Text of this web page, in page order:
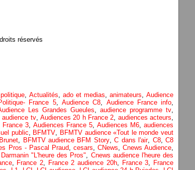
réservés
, Actualités ado et medias ,animateurs ,Audience
France 5, Audience C8 Audience France info
Les Grandes Gueules audience programme tv
audience tv, Audiences 20 h France 2 audiences acteurs
France 3 Audiences France 5 Audiences M6 audiences
public BFMTV
BFMTV audience «Tout le monde veut
BFMTV audience BFM Story,C dans l'air, C8, C8
Pros - Pascal Praud cesars CNews Cnews Audience
"L'heure des Pros"
Cnews audience l'heure des
, France 2 France 2 audience 20h, France 3
France